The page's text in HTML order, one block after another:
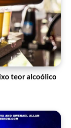
teor alcoólico